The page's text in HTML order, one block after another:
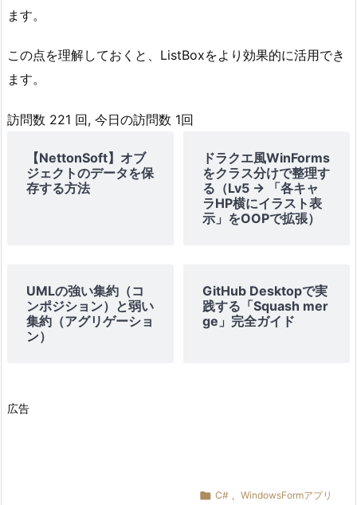
の
3.
ー
タ
バ
ン
グ
4.
ます。
この点を理解しておくと、ListBoxをより効果的に活用でき
ます。
訪問数 221 回, 今日の訪問数 1回
【NettonSoft】オブ
ジェクトのデータを保
存する方法
ドラクエ風WinForms
をクラス分けで整理す
る（Lv5 → 「各キャ
ラHP横にイラスト表
示」をOOPで拡張）
UMLの強い集約（コ
ンポジション）と弱い
集約（アグリゲーショ
ン）
GitHub Desktopで実
践する「Squash mer
ge」完全ガイド
広告
 C# , WindowsFormアプリ